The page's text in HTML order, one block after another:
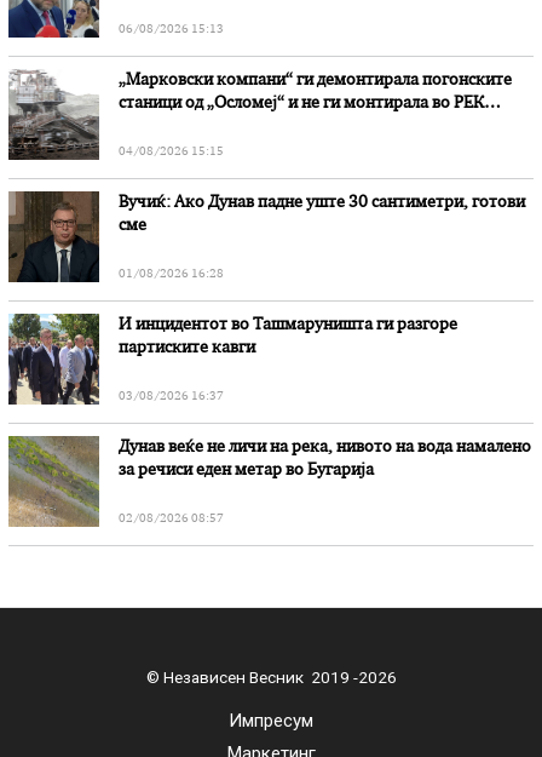
06/08/2026 15:13
„Марковски компани“ ги демонтирала погонските
станици од „Осломеј“ и не ги монтирала во РЕК
04/08/2026 15:15
Вучиќ: Ако Дунав падне уште 30 сантиметри, готови
сме
01/08/2026 16:28
И инцидентот во Ташмаруништa ги разгоре
партиските кавги
03/08/2026 16:37
Дунав веќе не личи на река, нивото на вода намалено
за речиси еден метар во Бугарија
02/08/2026 08:57
© Независен Весник 2019 -2026
Импресум